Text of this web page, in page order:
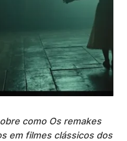
como Os remakes
em filmes clássicos dos